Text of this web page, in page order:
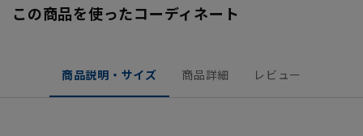
この商品を使ったコーディネート
商品説明・サイズ 商品詳細 レビュー